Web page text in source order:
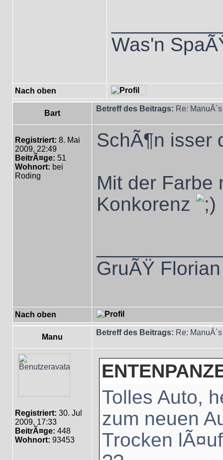
Was'n
Nach oben
Bart
Betreff des Beitrags: Re:
Registriert: 8. Mai
2009, 22:49
BeitrÃ¤ge: 51
Wohnort: bei
Roding
SchÃ¶n isser
Mit der Farbe
Konkorenz
GruÃŸ Florian
Nach oben
Manu
Betreff des Beitrags: Re:
Registriert: 30. Jul
2009, 17:33
BeitrÃ¤ge: 448
Wohnort: 93453
Tolles Auto,
zum neuen
Trocken